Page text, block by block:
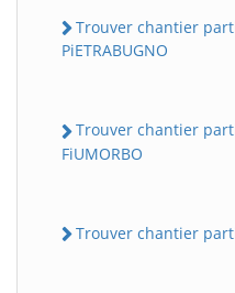
Trouver chantier
PiETRABUGNO
Trouver chantier
FiUMORBO
Trouver chantier